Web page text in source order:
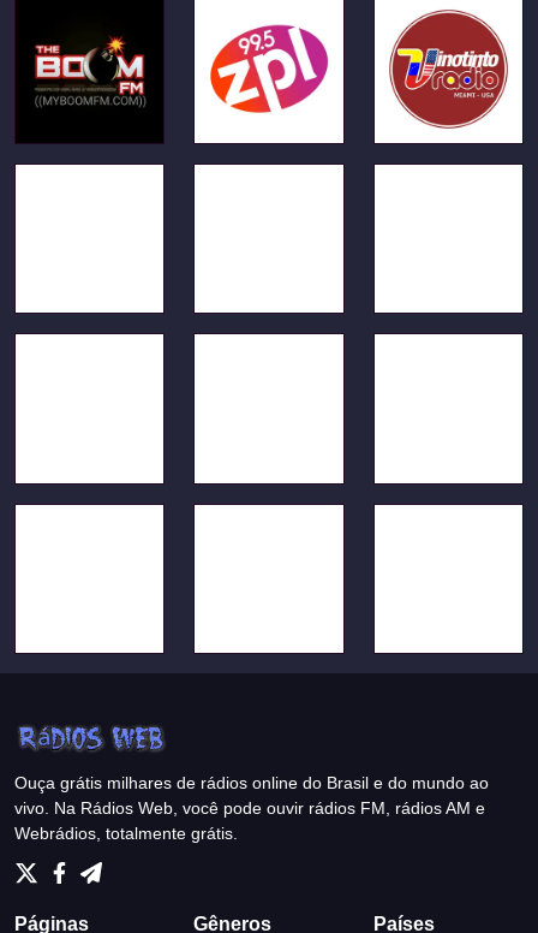
Ouça grátis milhares de rádios online do Brasil e do mundo ao
vivo. Na Rádios Web, você pode ouvir rádios FM, rádios AM e
Webrádios, totalmente grátis.
Páginas Gêneros Países